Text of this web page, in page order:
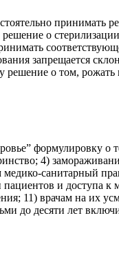
принимать
о
запрещается
о том,
формулировку
4)
санитарный
и доступа
11) врачам на их
до десяти лет